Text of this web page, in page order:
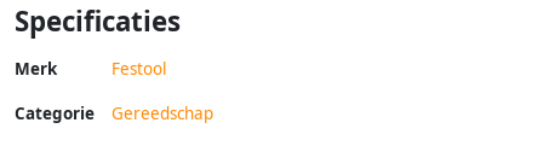
Specificaties
Merk Festool
Categorie Gereedschap